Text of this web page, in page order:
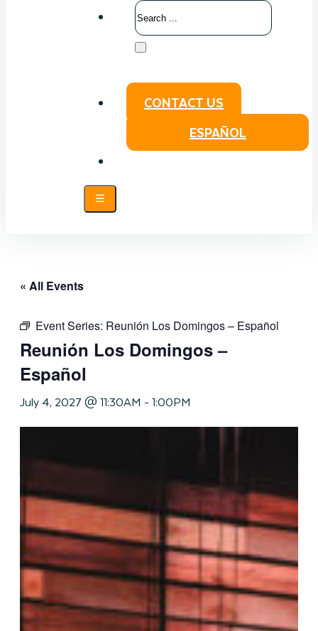
Search
CONTACT US
ESPAÑOL
« All Events
Event Series: Reunión Los Domingos – Español
Reunión Los Domingos –
Español
July 4, 2027 @ 11:30AM - 1:00PM